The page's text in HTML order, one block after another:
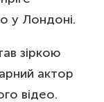
у Лондоні.
зіркою
актор
відео.